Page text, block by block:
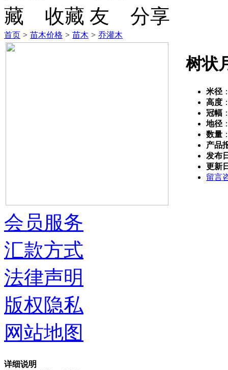
收藏 分享
首页 > 苗木价格 > 苗木 > 乔灌木
树状
米径
高度
冠幅
地径
数量
产品
发布
更新
留言
详细说明
会员服务
汇款方式
法律声明
版权隐私
网站地图